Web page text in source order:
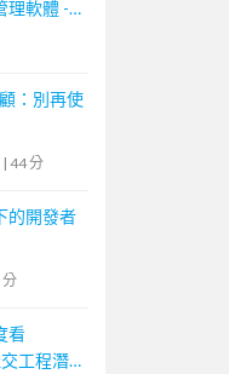
理軟體 -
培訓課
：別再使
| 44 分
的開發者
分
看
工程潛